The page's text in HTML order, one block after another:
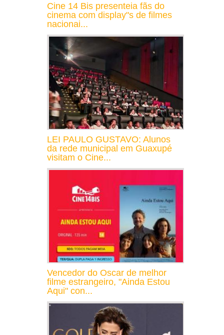
Cine 14 Bis presenteia fãs do
cinema com display"s de filmes
nacionai...
LEI PAULO GUSTAVO: Alunos
da rede municipal em Guaxupé
visitam o Cine...
Vencedor do Oscar de melhor
filme estrangeiro, "Ainda Estou
Aqui" con...